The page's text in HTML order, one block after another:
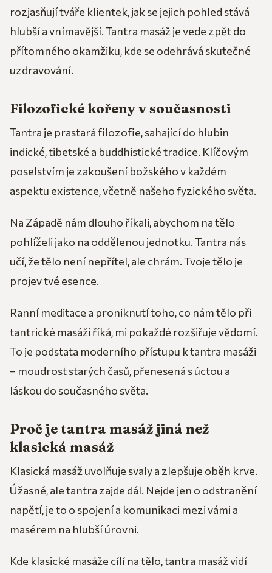
rozjasňují tváře klientek, jak se jejich pohled stává
hlubší a vnímavější. Tantra masáž je vede zpět do
přítomného okamžiku, kde se odehrává skutečné
uzdravování.
Filozofické kořeny v současnosti
Tantra je prastará filozofie, sahající do hlubin
indické, tibetské a buddhistické tradice. Klíčovým
poselstvím je zakoušení božského v každém
aspektu existence, včetně našeho fyzického světa.
Na Západě nám dlouho říkali, abychom na tělo
pohlíželi jako na oddělenou jednotku. Tantra nás
učí, že tělo není nepřítel, ale chrám. Tvoje tělo je
projev tvé esence.
Ranní meditace a proniknutí toho, co nám tělo při
tantrické masáži říká, mi pokaždé rozšiřuje vědomí.
To je podstata moderního přístupu k tantra masáži
– moudrost starých časů, přenesená s úctou a
láskou do současného světa.
Proč je tantra masáž jiná než
klasická masáž
Klasická masáž uvolňuje svaly a zlepšuje oběh krve.
Úžasné, ale tantra zajde dál. Nejde jen o odstranění
napětí, je to o spojení a komunikaci mezi vámi a
masérem na hlubší úrovni.
Kde klasické masáže cílí na tělo, tantra masáž vidí